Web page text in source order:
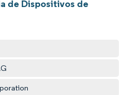
de Dispositivos de